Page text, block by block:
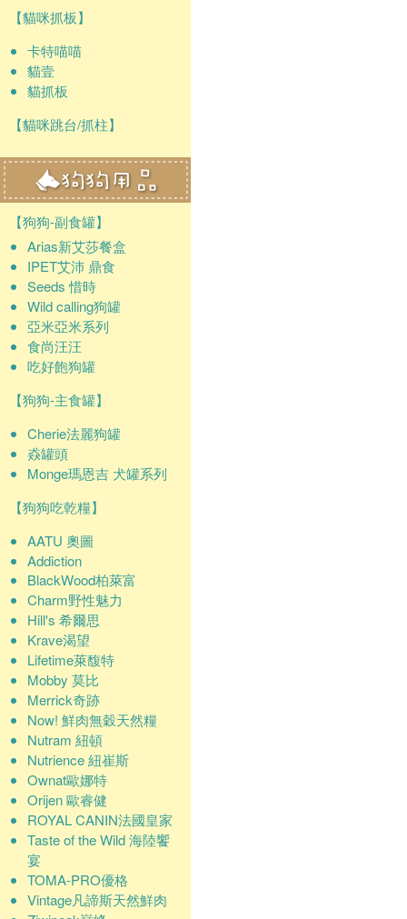
【貓咪抓板】
卡特喵喵
貓壹
貓抓板
【貓咪跳台/抓柱】
【狗狗-副食罐】
Arias新艾莎餐盒
IPET艾沛 鼎食
Seeds 惜時
Wild calling狗罐
亞米亞米系列
食尚汪汪
吃好飽狗罐
【狗狗-主食罐】
Cherie法麗狗罐
猋罐頭
Monge瑪恩吉 犬罐系列
【狗狗吃乾糧】
AATU 奧圖
Addiction
BlackWood柏萊富
Charm野性魅力
Hill's 希爾思
Krave渴望
Lifetime萊馥特
Mobby 莫比
Merrick奇跡
Now! 鮮肉無穀天然糧
Nutram 紐頓
Nutrience 紐崔斯
Ownat歐娜特
Orijen 歐睿健
ROYAL CANIN法國皇家
Taste of the Wild 海陸饗
宴
TOMA-PRO優格
Vintage凡諦斯天然鮮肉